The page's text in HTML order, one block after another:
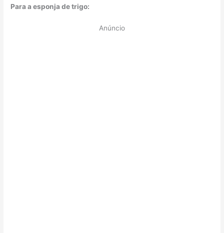
Para a esponja de trigo:
Anúncio